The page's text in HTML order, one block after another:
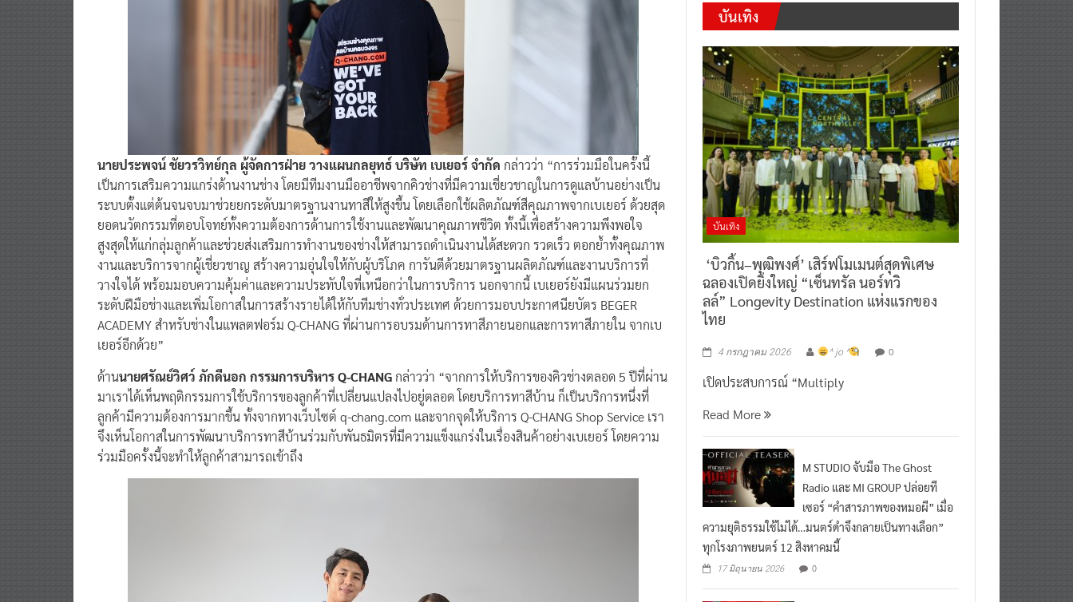
นายประพจน์ ชัยวรวิทย์กุล ผู้จัดการฝ่าย วางแผนกลยุทธ์ บริษัท เบเยอร์ จำกัด กล่าวว่า “การร่วมมือในครั้งนี้
เป็นการเสริมความแกร่งด้านงานช่าง โดยมีทีมงานมืออาชีพจากคิวช่างที่มีความเชี่ยวชาญในการดูแลบ้านอย่างเป็น
ระบบตั้งแต่ต้นจนจบมาช่วยยกระดับมาตรฐานงานทาสีให้สูงขึ้น โดยเลือกใช้ผลิตภัณฑ์สีคุณภาพจากเบเยอร์ ด้วยสุด
ยอดนวัตกรรมที่ตอบโจทย์ทั้งความต้องการด้านการใช้งานและพัฒนาคุณภาพชีวิต ทั้งนี้เพื่อสร้างความพึงพอใจ
สูงสุดให้แก่กลุ่มลูกค้าและช่วยส่งเสริมการทำงานของช่างให้สามารถดำเนินงานได้สะดวก รวดเร็ว ตอกย้ำทั้งคุณภาพ
งานและบริการจากผู้เชี่ยวชาญ สร้างความอุ่นใจให้กับผู้บริโภค การันตีด้วยมาตรฐานผลิตภัณฑ์และงานบริการที่
วางใจได้ พร้อมมอบความคุ้มค่าและความประทับใจที่เหนือกว่าในการบริการ นอกจากนี้ เบเยอร์ยังมีแผนร่วมยก
ระดับฝีมือช่างและเพิ่มโอกาสในการสร้างรายได้ให้กับทีมช่างทั่วประเทศ ด้วยการมอบประกาศนียบัตร BEGER
ACADEMY สำหรับช่างในแพลตฟอร์ม Q-CHANG ที่ผ่านการอบรมด้านการทาสีภายนอกและการทาสีภายใน จากเบ
เยอร์อีกด้วย”
ด้านนายศรัณย์วิศว์ ภักดีนอก กรรมการบริหาร Q-CHANG กล่าวว่า “จากการให้บริการของคิวช่างตลอด 5 ปีที่ผ่าน
มาเราได้เห็นพฤติกรรมการใช้บริการของลูกค้าที่เปลี่ยนแปลงไปอยู่ตลอด โดยบริการทาสีบ้าน ก็เป็นบริการหนึ่งที่
ลูกค้ามีความต้องการมากขึ้น ทั้งจากทางเว็บไซต์ q-chang.com และจากจุดให้บริการ Q-CHANG Shop Service เรา
จึงเห็นโอกาสในการพัฒนาบริการทาสีบ้านร่วมกับพันธมิตรที่มีความแข็งแกร่งในเรื่องสินค้าอย่างเบเยอร์ โดยความ
ร่วมมือครั้งนี้จะทำให้ลูกค้าสามารถเข้าถึง
บันเทิง
บันเทิง
‘บิวกิ้น–พุฒิพงศ์’ เสิร์ฟโมเมนต์สุดพิเศษ
ฉลองเปิดยิ่งใหญ่ “เซ็นทรัล นอร์ทวิ
ลล์” Longevity Destination แห่งแรกของ
ไทย
4 กรกฎาคม 2026 ^ jo ^ 0
เปิดประสบการณ์ “Multiply
Read More
M STUDIO จับมือ The Ghost
Radio และ MI GROUP ปล่อยที
เซอร์ “คำสารภาพของหมอผี” เมื่อ
ความยุติธรรมใช้ไม่ได้…มนตร์ดำจึงกลายเป็นทางเลือก”
ทุกโรงภาพยนตร์ 12 สิงหาคมนี้
17 มิถุนายน 2026 0